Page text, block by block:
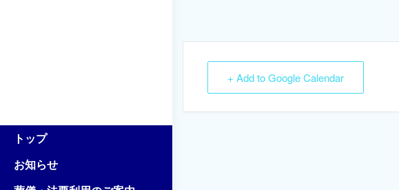
トップ
お知らせ
+ Add to Google Calendar